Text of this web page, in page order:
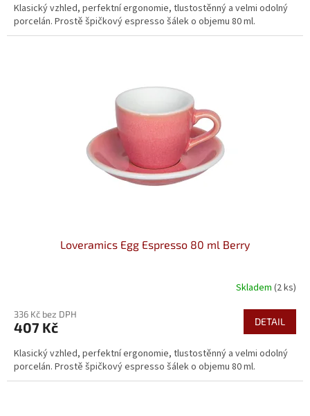
Klasický vzhled, perfektní ergonomie, tlustostěnný a velmi odolný
porcelán. Prostě špičkový espresso šálek o objemu 80 ml.
Loveramics Egg Espresso 80 ml Berry
Skladem (2 ks)
336 Kč bez DPH
407 Kč DETAIL
Klasický vzhled, perfektní ergonomie, tlustostěnný a velmi odolný
porcelán. Prostě špičkový espresso šálek o objemu 80 ml.